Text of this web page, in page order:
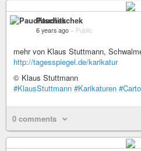
Paudlitschek
6 years ago – Public
mehr von Klaus Stuttmann,
http://tagesspiegel.de/karikatur
© Klaus Stuttmann
#KlausStuttmann #Karikaturen
0 comments